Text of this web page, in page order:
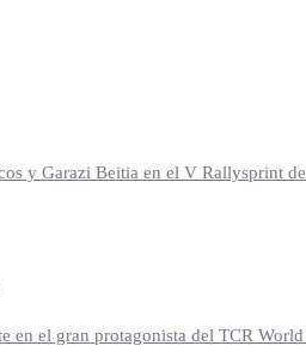
y Garazi Beitia en el V Rallysprint
en el gran protagonista del TCR